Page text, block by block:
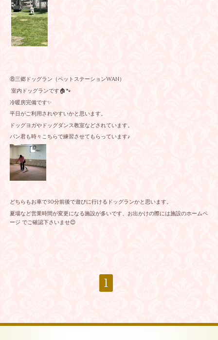
⑧三郷ドッグラン（ペットステーションWAN）
室内ドッグランです🏠🐾
冷暖房完備です✨
平日がご利用されやすいかと思います。
ドッグヨガやドッグダンス教室などされています。
パン君も時々こちらで練習させてもらっています♪
どちらもお車で30分前後で遊びに行けるドッグランかと思います。
夏場など営業時間が変更になる施設が多いです、お出かけの際には施設のホームペ
ージ でご確認下さいませ😊
1